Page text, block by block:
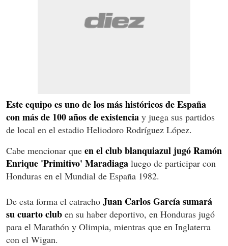
Este equipo es uno de los más históricos de España
con más de 100 años de existencia y juega sus partidos
de local en el estadio Heliodoro Rodríguez López.
Cabe mencionar que en el club blanquiazul jugó Ramón
Enrique 'Primitivo' Maradiaga luego de participar con
Honduras en el Mundial de España 1982.
De esta forma el catracho Juan Carlos García sumará
su cuarto club en su haber deportivo, en Honduras jugó
para el Marathón y Olimpia, mientras que en Inglaterra
con el Wigan.